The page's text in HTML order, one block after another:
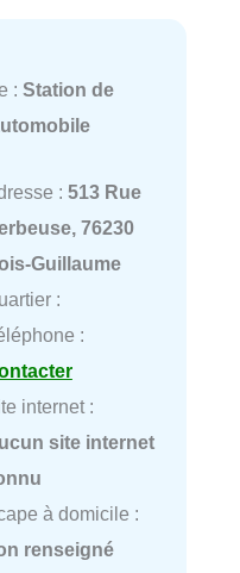
: Station de
: 513 Rue
76230
Guillaume
:
:
internet :
site internet
à domicile :
renseigné